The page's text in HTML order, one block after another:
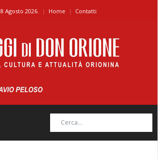
8 Agosto 2026. Home Contatti